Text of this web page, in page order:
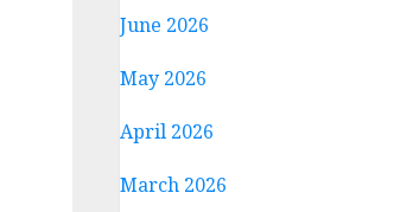
June 2026
May 2026
April 2026
March 2026